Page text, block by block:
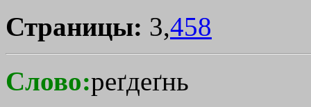
Страницы: 3,458
Слово:реґдеґнь